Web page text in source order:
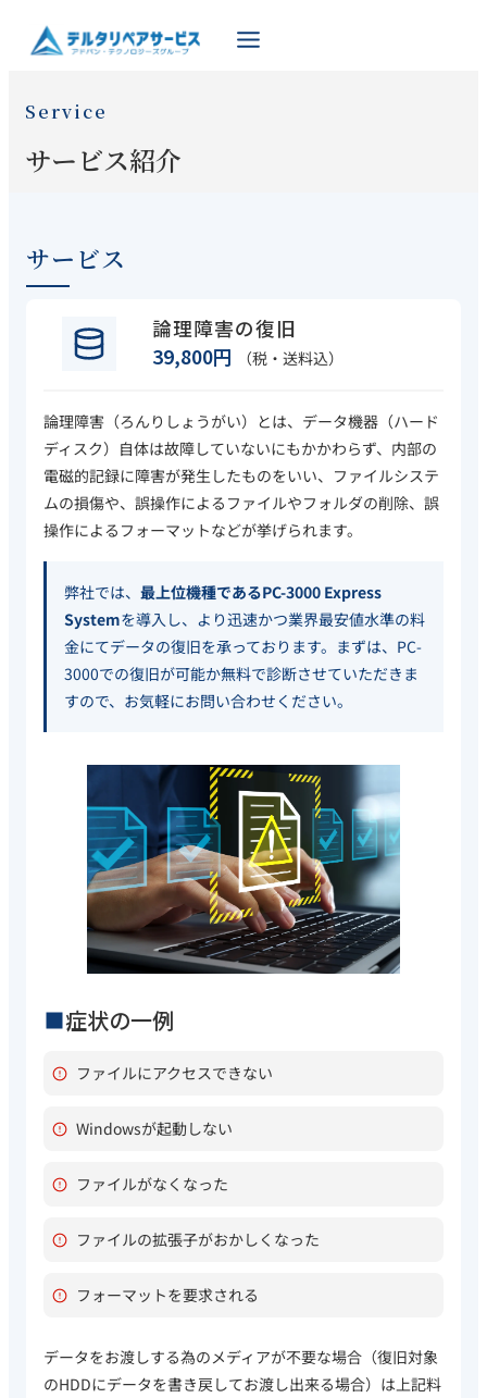
Service
サービス紹介
サービス
論理障害の復旧
39,800円
（税・送料込）
論理障害（ろんりしょうがい）とは、データ機器（ハード
ディスク）自体は故障していないにもかかわらず、内部の
電磁的記録に障害が発生したものをいい、ファイルシステ
ムの損傷や、誤操作によるファイルやフォルダの削除、誤
操作によるフォーマットなどが挙げられます。
弊社では、 最上位機種であるPC-3000 Express
Systemを導入し、より迅速かつ業界最安値水準の料
金にてデータの復旧を承っております。まずは、PC-
3000での復旧が可能か無料で診断させていただきま
すので、お気軽にお問い合わせください。
症状の一例
ファイルにアクセスできない
Windowsが起動しない
ファイルがなくなった
ファイルの拡張子がおかしくなった
フォーマットを要求される
データをお渡しする為のメディアが不要な場合（復旧対象
のHDDにデータを書き戻してお渡し出来る場合）は上記料